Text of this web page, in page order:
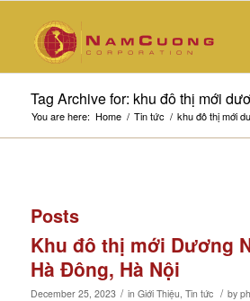
Tag Archive for: khu đô thị mới
You are here: Home / Tin tức / khu đô thị mới
Posts
Khu đô thị mới Dương
Hà Đông, Hà Nội
December 25, 2023 / in Giới Thiệu, Tin tức / by